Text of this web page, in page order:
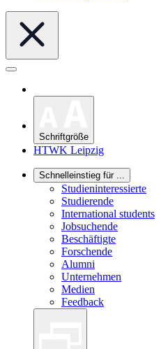
Schriftgröße
HTWK Leipzig
Schnelleinstieg für ...
Studieninteressierte
Studierende
International students
Jobsuchende
Beschäftigte
Forschende
Alumni
Unternehmen
Medien
Feedback